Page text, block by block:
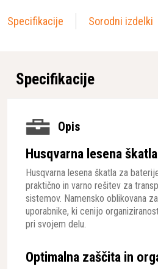
Specifikacije Sorodni izdelki
Specifikacije
Opis
Husqvarna lesena
Husqvarna lesena škatla za
praktično in varno rešitev za
sistemov. Namensko oblikovana
uporabnike, ki cenijo
pri svojem delu.
Optimalna zaščita in